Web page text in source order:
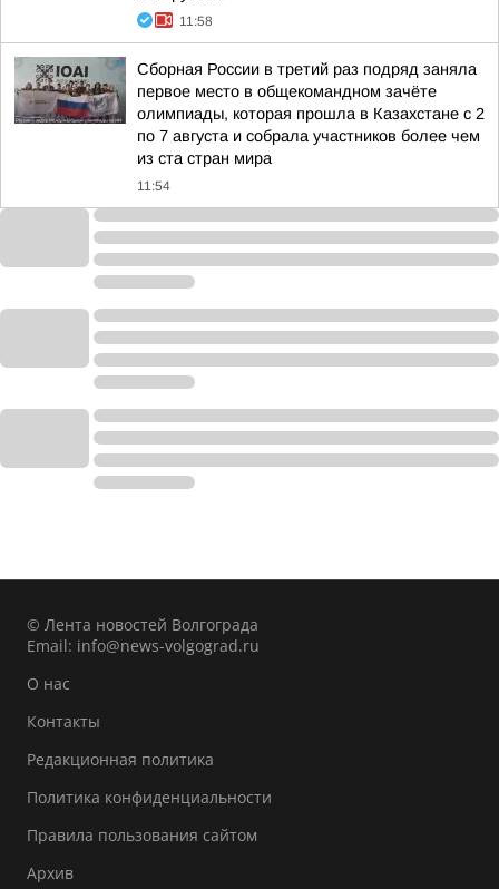
11:58
Сборная России в третий раз подряд заняла
первое место в общекомандном зачёте
олимпиады, которая прошла в Казахстане с 2
по 7 августа и собрала участников более чем
из ста стран мира
11:54
© Лента новостей Волгограда
Email: info@news-volgograd.ru
О нас
Контакты
Редакционная политика
Политика конфиденциальности
Правила пользования сайтом
Архив